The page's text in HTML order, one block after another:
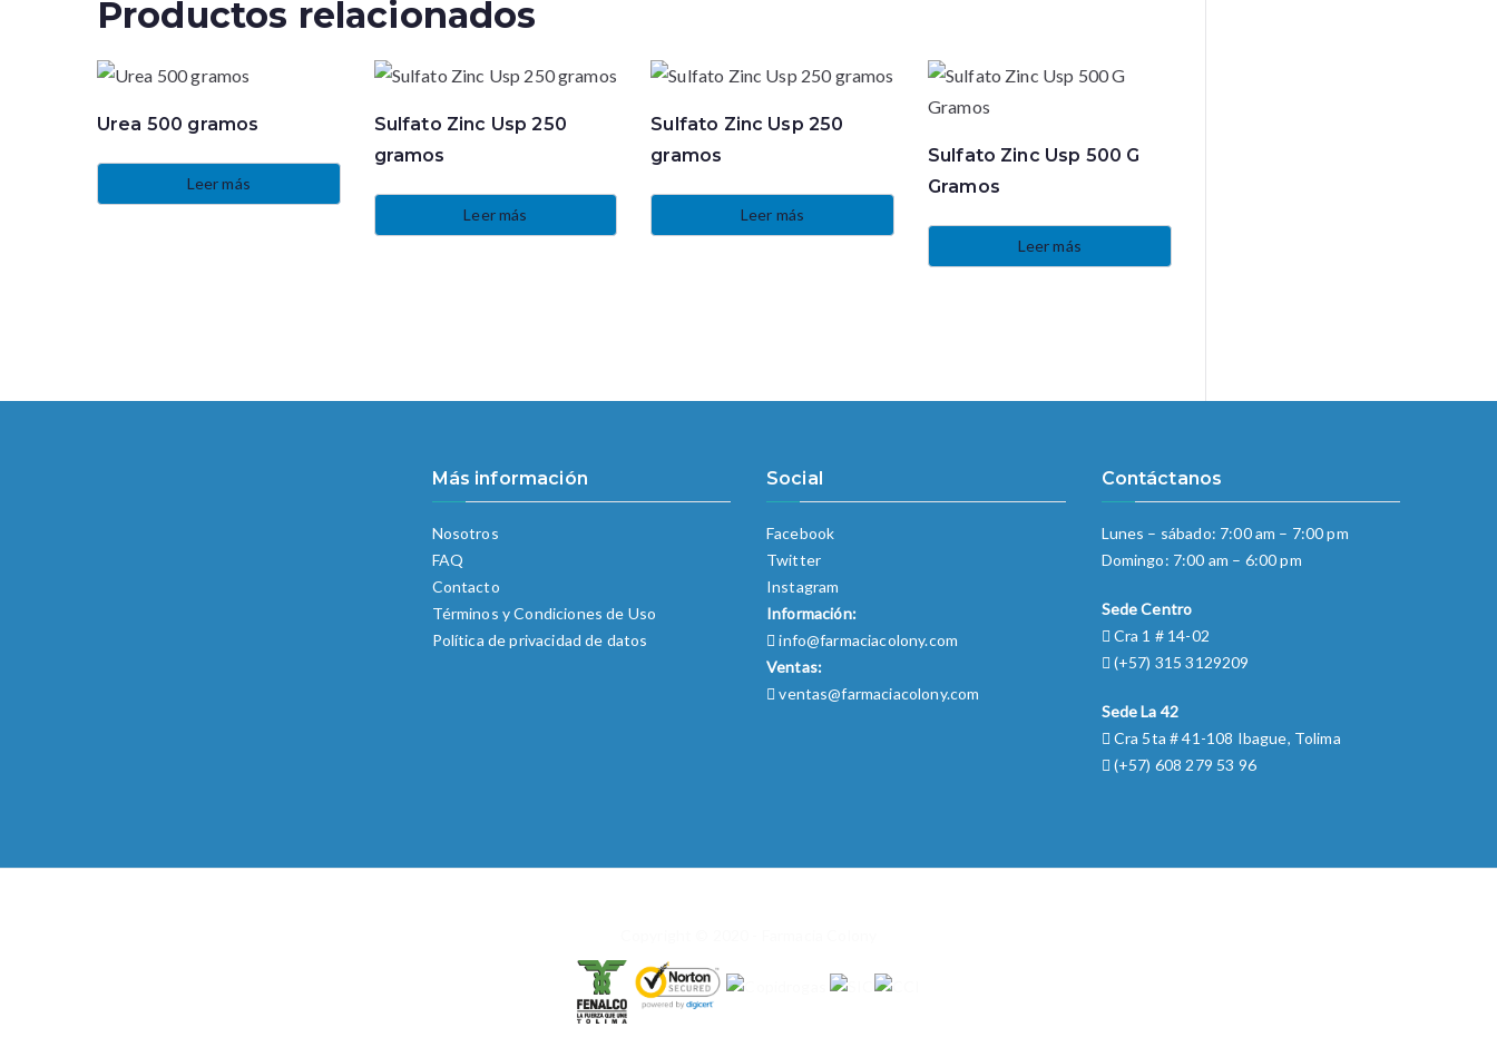
Productos relacionados
Urea 500 gramos
Leer más
Sulfato Zinc Usp 250
gramos
Leer más
Sulfato Zinc Usp 250
gramos
Leer más
Sulfato Zinc Usp 500 G
Gramos
Leer más
Más información
Nosotros
FAQ
Contacto
Términos y Condiciones de Uso
Política de privacidad de datos
Social
Facebook
Twitter
Instagram
Información:
info@farmaciacolony.com
Ventas:
ventas@farmaciacolony.com
Contáctanos
Lunes – sábado: 7:00 am – 7:00 pm
Domingo: 7:00 am – 6:00 pm
Sede Centro
Cra 1 # 14-02
(+57) 315 3129209
Sede La 42
Cra 5ta # 41-108 Ibague, Tolima
(+57) 608 279 53 96